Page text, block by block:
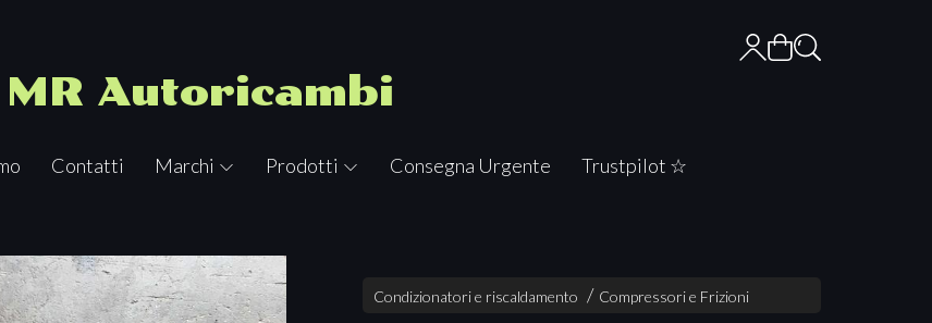
MR Autoricambi
Contatti Marchi Prodotti Consegna Urgente Trustpilot ☆
Condizionatori e riscaldamento Compressori e Frizioni